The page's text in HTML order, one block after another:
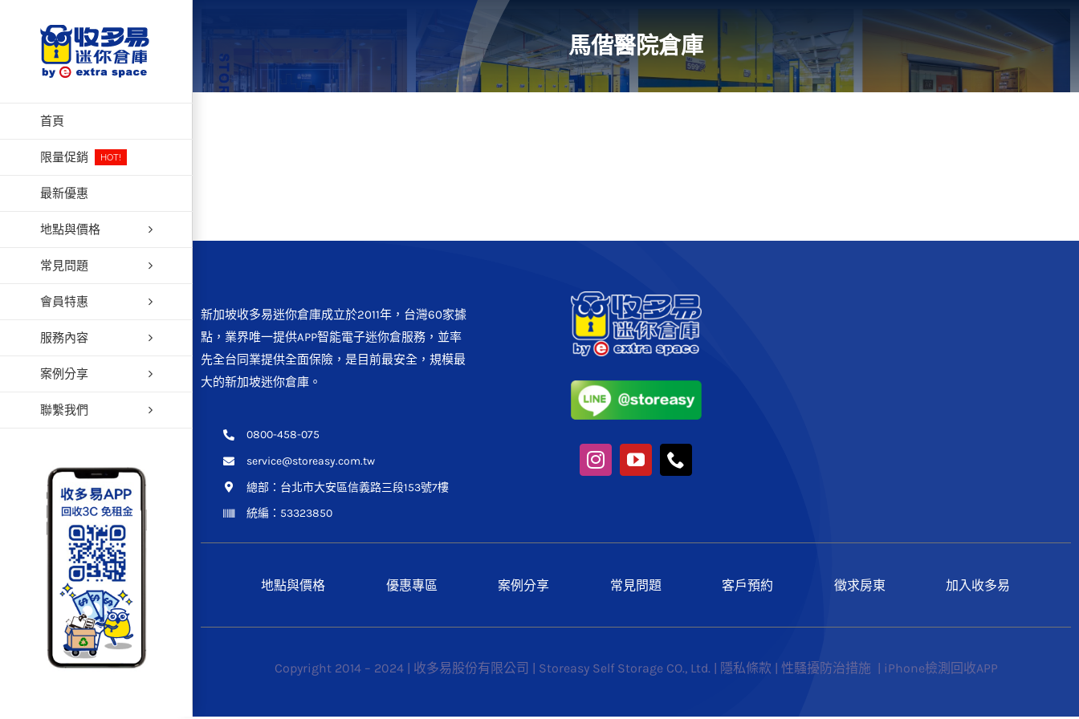
首頁
限量促銷 HOT!
最新優惠
地點與價格
常見問題
會員特惠
服務內容
案例分享
聯繫我們
馬偕醫院倉庫
新加坡收多易迷你倉庫成立於2011年，台灣60家據
點，業界唯一提供APP智能電子迷你倉服務，並率
先全台同業提供全面保險，是目前最安全，規模最
大的新加坡迷你倉庫。
0800-458-075
service@storeasy.com.tw
總部： 台北市大安區信義路三段153號7樓
統編：53323850
地點與價格 優惠專區 案例分享 常見問題 客戶預約 徵求房東 加入收多易
Copyright 2014 – 2024 | 收多易股份有限公司 | Storeasy Self Storage CO., Ltd. | 隱私條款 性騷擾防治措施 iPhone檢測回收APP